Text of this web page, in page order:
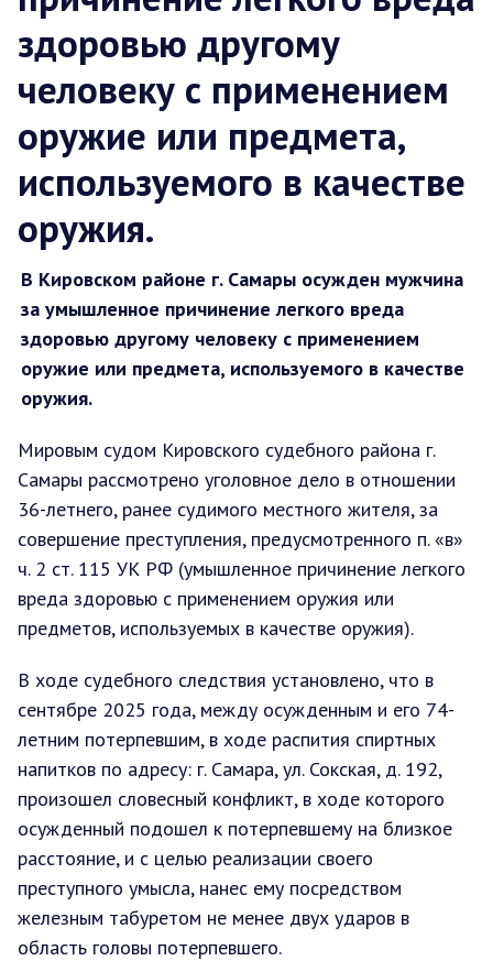
здоровью другому
человеку с применением
оружие или предмета,
используемого в качестве
оружия.
В Кировском районе г. Самары осужден мужчина
за умышленное причинение легкого вреда
здоровью другому человеку с применением
оружие или предмета, используемого в качестве
оружия.
Мировым судом Кировского судебного района г.
Самары рассмотрено уголовное дело в отношении
36-летнего, ранее судимого местного жителя, за
совершение преступления, предусмотренного п. «в»
ч. 2 ст. 115 УК РФ (умышленное причинение легкого
вреда здоровью с применением оружия или
предметов, используемых в качестве оружия).
В ходе судебного следствия установлено, что в
сентябре 2025 года, между осужденным и его 74-
летним потерпевшим, в ходе распития спиртных
напитков по адресу: г. Самара, ул. Сокская, д. 192,
произошел словесный конфликт, в ходе которого
осужденный подошел к потерпевшему на близкое
расстояние, и с целью реализации своего
преступного умысла, нанес ему посредством
железным табуретом не менее двух ударов в
область головы потерпевшего.